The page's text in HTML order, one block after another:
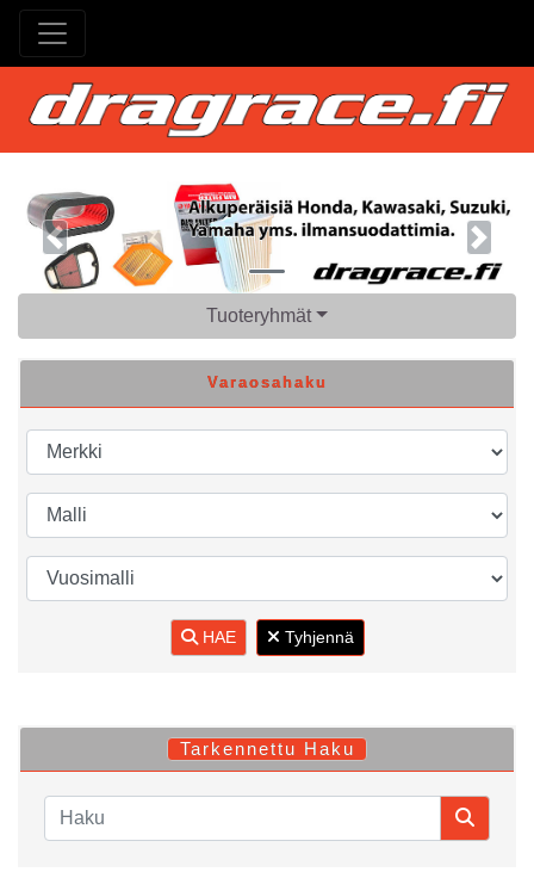
Previous Next
Tuoteryhmät
Varaosahaku
HAE Tyhjennä
Tarkennettu Haku